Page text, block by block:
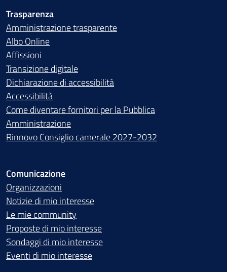
Trasparenza
Amministrazione trasparente
Albo Online
Affissioni
Transizione digitale
Dichiarazione di accessibilità
Accessibilità
Come diventare fornitori per la Pubblica
Amministrazione
Rinnovo Consiglio camerale 2027-2032
Comunicazione
Organizzazioni
Notizie di mio interesse
Le mie community
Proposte di mio interesse
Sondaggi di mio interesse
Eventi di mio interesse